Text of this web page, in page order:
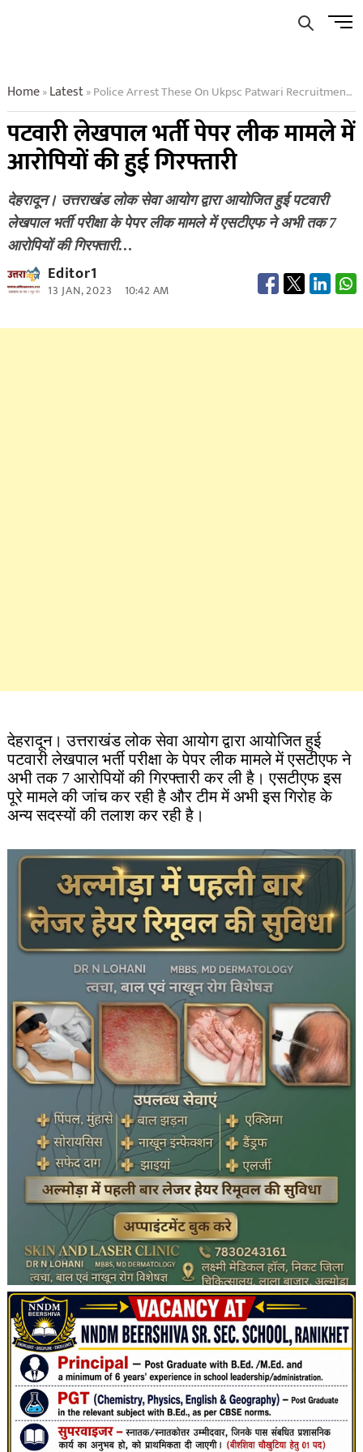
Menu
Home»Latest»Police Arrest These On Ukpsc Patwari Recruitment Paper Leak Matter
पटवारी लेखपाल भर्ती पेपर लीक मामले में
आरोपियों की हुई गिरफ्तारी
देहरादून। उत्तराखंड लोक सेवा आयोग द्वारा आयोजित हुई पटवारी
लेखपाल भर्ती परीक्षा के पेपर लीक मामले में एसटीएफ ने अभी तक 7
आरोपियों की गिरफ्तारी…
Editor1
13 JAN, 2023 10:42 AM
देहरादून। उत्तराखंड लोक सेवा आयोग द्वारा आयोजित हुई
पटवारी लेखपाल भर्ती परीक्षा के पेपर लीक मामले में एसटीएफ ने
अभी तक 7 आरोपियों की गिरफ्तारी कर ली है। एसटीएफ इस
पूरे मामले की जांच कर रही है और टीम में अभी इस गिरोह के
अन्य सदस्यों की तलाश कर रही है।